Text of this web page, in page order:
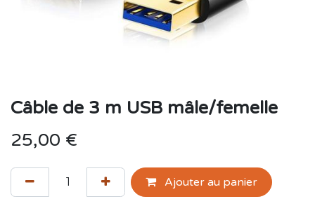
Câble de 3 m USB mâle/femelle
25,00 €
Ajouter au panier